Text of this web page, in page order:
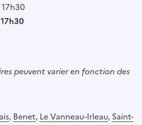
peuvent varier en fonction des
, Benet, Le Vanneau-Irleau, Saint-